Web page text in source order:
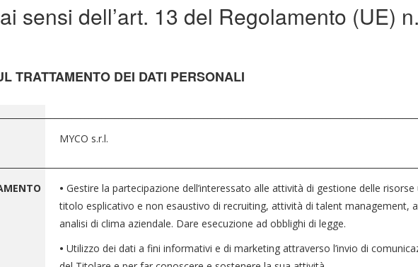
sensi dell’art. 13 del Regolamento (UE)
TRATTAMENTO DEI DATI PERSONALI
MYCO s.r.l.
•Gestire la partecipazione dell’interessato alle attività di gestione delle
titolo esplicativo e non esaustivo di recruiting, attività di talent management,
analisi di clima aziendale. Dare esecuzione ad obblighi di legge.
•Utilizzo dei dati a fini informativi e di marketing attraverso l’invio di